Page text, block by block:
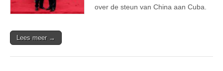
over de steun van China aan Cuba.
Lees meer →